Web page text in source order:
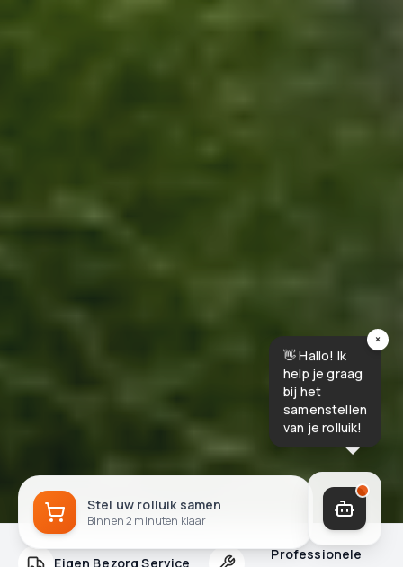
Eigen Bezorg Service
Professionele
Stel uw rolluik samen
Binnen 2 minuten klaar
👋 Hallo! Ik
help je graag
bij het
samenstellen
van je rolluik!
×